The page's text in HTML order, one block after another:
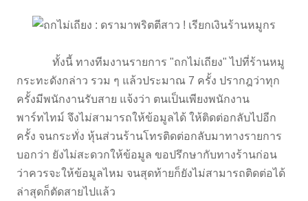
ทั้งนี้ ทางทีมงานรายการ "ถกไม่เถียง" ไปที่ร้านหมู
กระทะดังกล่าว รวม ๆ แล้วประมาณ 7 ครั้ง ปรากฎว่าทุก
ครั้งมีพนักงานรับสาย แจ้งว่า ตนเป็นเพียงพนักงาน
พาร์ทไทม์ จึงไม่สามารถให้ข้อมูลได้ ให้ติดต่อกลับไปอีก
ครั้ง จนกระทั่ง หุ้นส่วนร้านโทรติดต่อกลับมาทางรายการ
บอกว่า ยังไม่สะดวกให้ข้อมูล ขอปรึกษากับทางร้านก่อน
ว่าควรจะให้ข้อมูลไหม จนสุดท้ายก็ยังไม่สามารถติดต่อได้
ล่าสุดก็ตัดสายไปแล้ว